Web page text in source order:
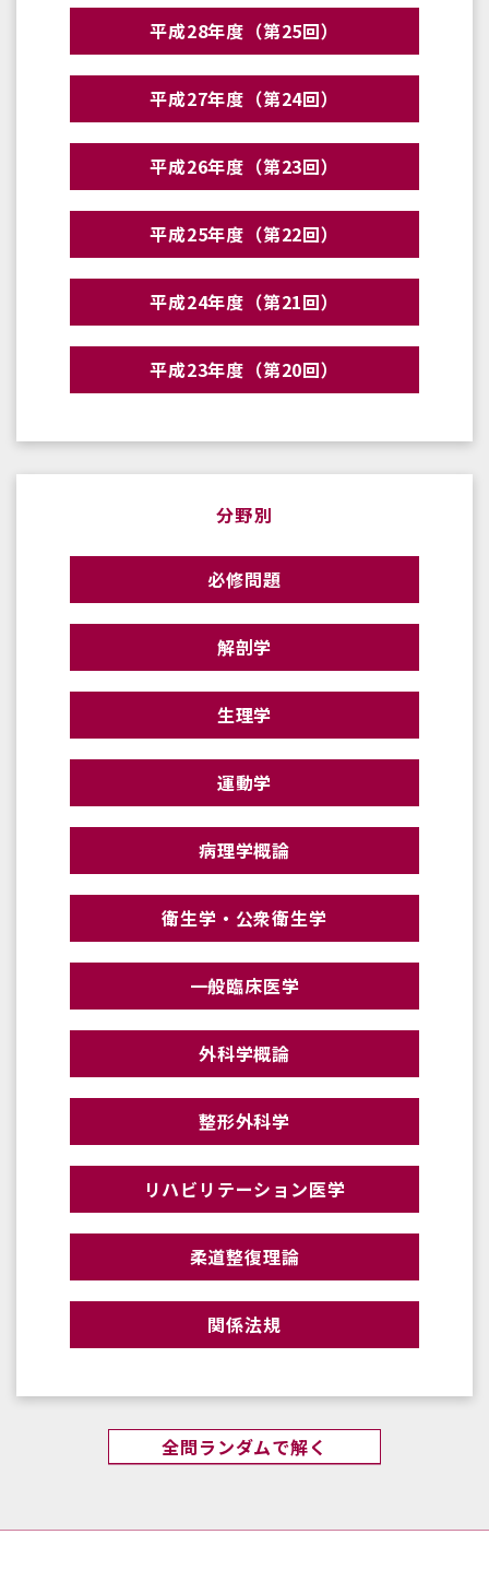
平成28年度（第25回）
平成27年度（第24回）
平成26年度（第23回）
平成25年度（第22回）
平成24年度（第21回）
平成23年度（第20回）
分野別
必修問題
解剖学
生理学
運動学
病理学概論
衛生学・公衆衛生学
一般臨床医学
外科学概論
整形外科学
リハビリテーション医学
柔道整復理論
関係法規
全問ランダムで解く